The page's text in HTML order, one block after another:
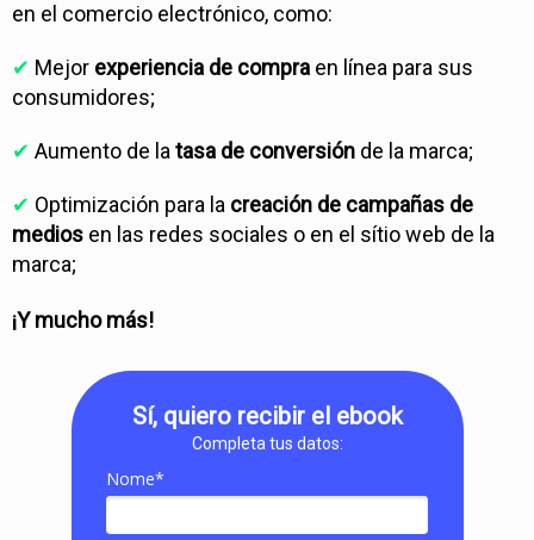
en el comercio electrónico, como:
✔ Mejor experiencia de compra en línea para sus
consumidores;
✔ Aumento de la tasa de conversión de la marca;
✔ Optimización para la creación de campañas de
medios en las redes sociales o en el sítio web de la
marca;
¡Y mucho más!
Sí, quiero recibir el ebook
Completa tus datos:
Nome*